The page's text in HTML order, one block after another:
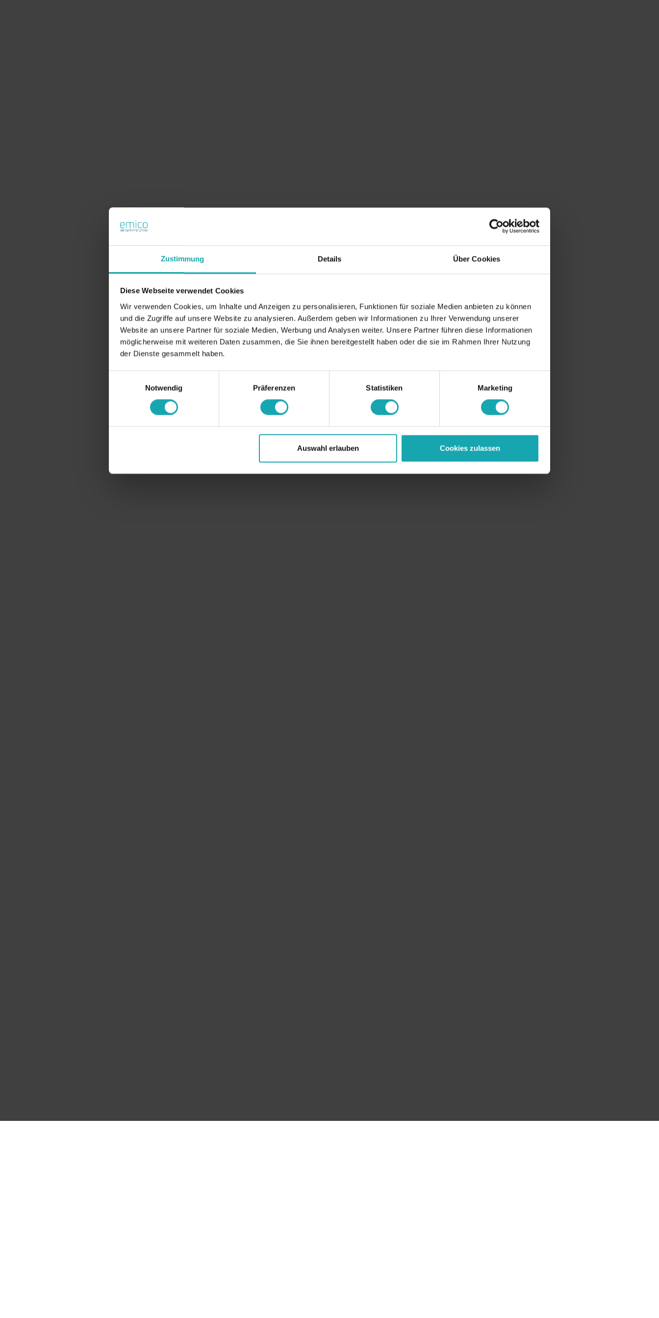
Zustimmung Details Über Cookies
Diese Webseite verwendet Cookies
Wir verwenden Cookies, um Inhalte und Anzeigen zu personalisieren, Funktionen für soziale Medien anbieten zu können
und die Zugriffe auf unsere Website zu analysieren. Außerdem geben wir Informationen zu Ihrer Verwendung unserer
Website an unsere Partner für soziale Medien, Werbung und Analysen weiter. Unsere Partner führen diese Informationen
möglicherweise mit weiteren Daten zusammen, die Sie ihnen bereitgestellt haben oder die sie im Rahmen Ihrer Nutzung
der Dienste gesammelt haben.
Notwendig
Präferenzen Statistiken Marketing
Auswahl erlauben Cookies zulassen